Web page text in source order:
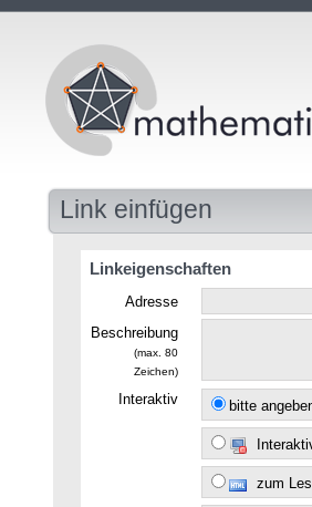
Link einfügen
Linkeigenschaften
Adresse
Beschreibung
(max. 80
Zeichen)
Interaktiv bitte
zum